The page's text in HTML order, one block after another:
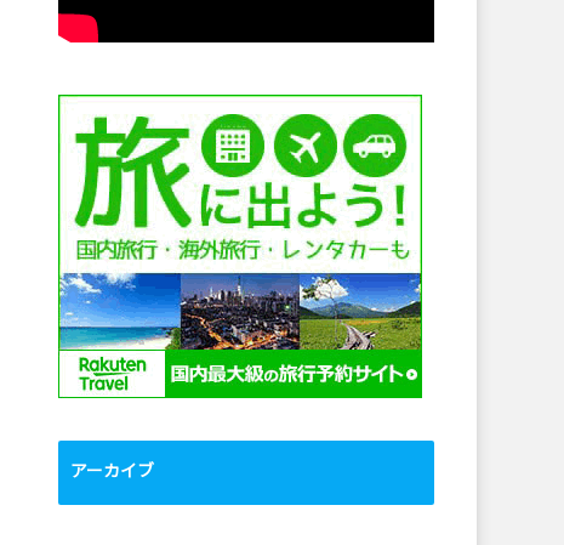
アーカイブ